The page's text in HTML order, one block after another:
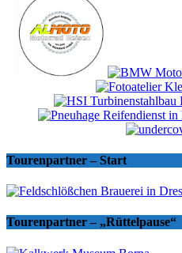
Tourenpartner – Start
Tourenpartner – „Rüttelpause“